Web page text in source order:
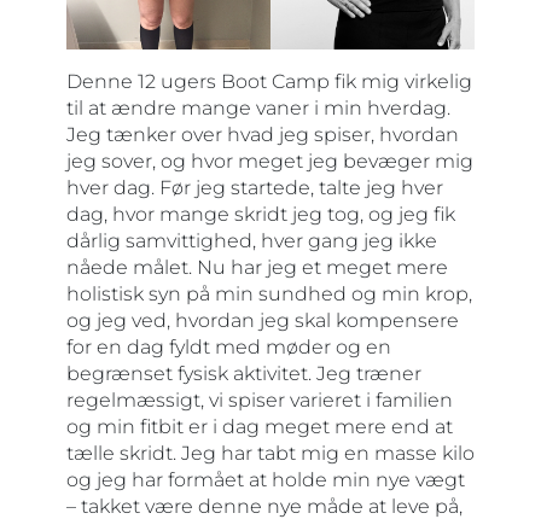
Denne 12 ugers Boot Camp fik mig virkelig
til at ændre mange vaner i min hverdag.
Jeg tænker over hvad jeg spiser, hvordan
jeg sover, og hvor meget jeg bevæger mig
hver dag. Før jeg startede, talte jeg hver
dag, hvor mange skridt jeg tog, og jeg fik
dårlig samvittighed, hver gang jeg ikke
nåede målet. Nu har jeg et meget mere
holistisk syn på min sundhed og min krop,
og jeg ved, hvordan jeg skal kompensere
for en dag fyldt med møder og en
begrænset fysisk aktivitet. Jeg træner
regelmæssigt, vi spiser varieret i familien
og min fitbit er i dag meget mere end at
tælle skridt. Jeg har tabt mig en masse kilo
og jeg har formået at holde min nye vægt
– takket være denne nye måde at leve på,